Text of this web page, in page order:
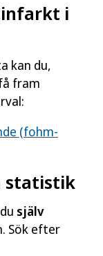
i
kan du,
fram
(fohm-
statistik
själv
Sök efter